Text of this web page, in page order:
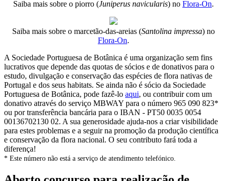
Saiba mais sobre o piorro (Juniperus navicularis) no Flora-On.
Saiba mais sobre o marcetão-das-areias (Santolina impressa) no
Flora-On.
A Sociedade Portuguesa de Botânica é uma organização sem fins
lucrativos que depende das quotas de sócios e de donativos para o
estudo, divulgação e conservação das espécies de flora nativas de
Portugal e dos seus habitats. Se ainda não é sócio da Sociedade
Portuguesa de Botânica, pode fazê-lo aqui, ou contribuir com um
donativo através do serviço MBWAY para o número 965 090 823*
ou por transferência bancária para o IBAN - PT50 0035 0054
00136702130 02. A sua generosidade ajuda-nos a criar visibilidade
para estes problemas e a seguir na promoção da produção científica
e conservação da flora nacional. O seu contributo fará toda a
diferença!
* Este número não está a serviço de atendimento telefónico.